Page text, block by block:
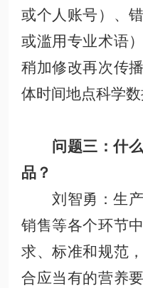
或个人账号）
、
或滥用专业术语
稍加修改再次传
体时间地点科学
问题三：什
品？
刘智勇 ：生
销售等各个环节
求、标准和规范
合应当有的营养